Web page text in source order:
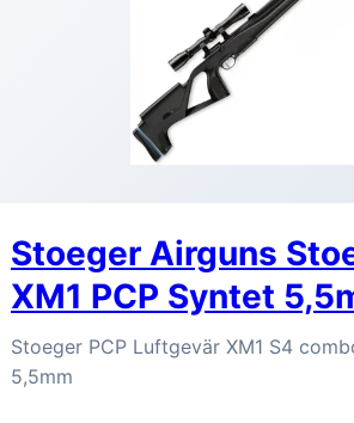
Stoeger Airguns
XM1 PCP Syntet
Stoeger PCP Luftgevär XM1 S4
5,5mm